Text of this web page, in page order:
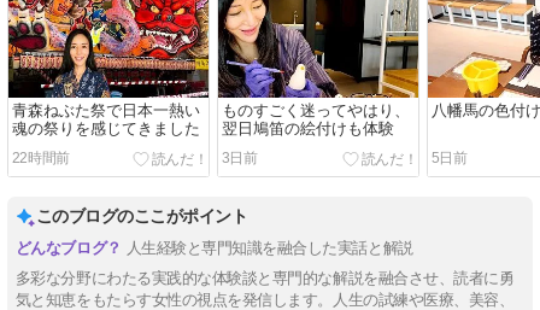
青森ねぶた祭で日本一熱い
魂の祭りを感じてきました
22時間前
ものすごく迷ってやはり、
翌日鳩笛の絵付けも体験
3日前
八幡馬の色付け
5日前
このブログのここがポイント
人生経験と専門知識を融合した実話と解説
多彩な分野にわたる実践的な体験談と専門的な解説を融合させ、読者に勇
気と知恵をもたらす女性の視点を発信します。人生の試練や医療、美容、